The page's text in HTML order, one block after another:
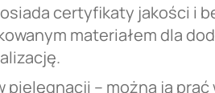
certyfikaty jakości i
materiałem dla
pielęgnacji – można ją